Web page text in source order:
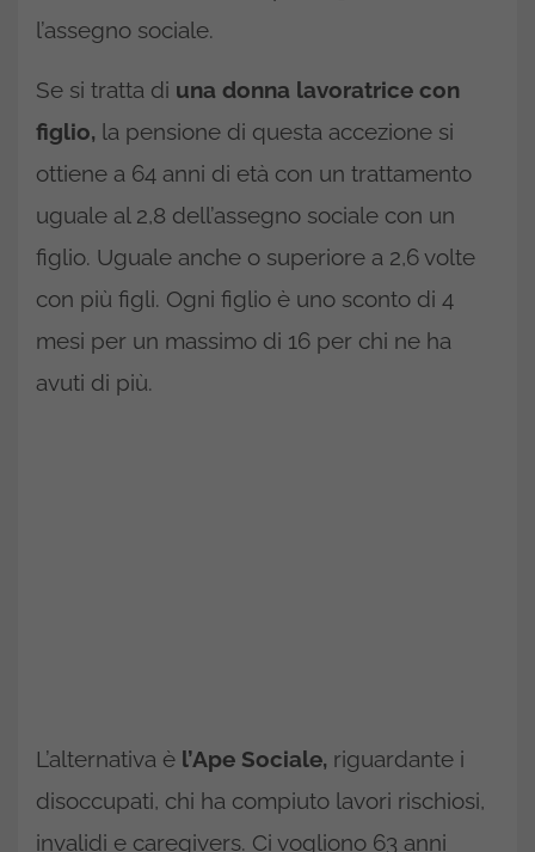
l’assegno sociale.
Se si tratta di una donna lavoratrice con
figlio, la pensione di questa accezione si
ottiene a 64 anni di età con un trattamento
uguale al 2,8 dell’assegno sociale con un
figlio. Uguale anche o superiore a 2,6 volte
con più figli. Ogni figlio è uno sconto di 4
mesi per un massimo di 16 per chi ne ha
avuti di più.
L’alternativa è l’Ape Sociale, riguardante i
disoccupati, chi ha compiuto lavori rischiosi,
invalidi e caregivers. Ci vogliono 63 anni